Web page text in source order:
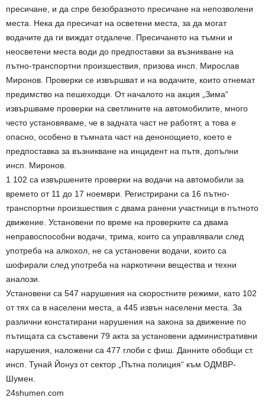
пресичане, и да спре безобразното пресичане на непозволени
места. Нека да пресичат на осветени места, за да могат
водачите да ги виждат отдалече. Пресичането на тъмни и
неосветени места води до предпоставки за възникване на
пътно-транспортни произшествия, призова инсп. Мирослав
Миронов. Проверки се извършват и на водачите, които отнемат
предимство на пешеходци. От началото на акция „Зима“
извършваме проверки на светлините на автомобилите, много
често установяваме, че в задната част не работят, а това е
опасно, особено в тъмната част на денонощието, което е
предпоставка за възникване на инцидент на пътя, допълни
инсп. Миронов.
1 102 са извършените проверки на водачи на автомобили за
времето от 11 до 17 ноември. Регистрирани са 16 пътно-
транспортни произшествия с двама ранени участници в пътното
движение. Установени по време на проверките са двама
неправоспособни водачи, трима, които са управлявали след
употреба на алкохол, не са установени водачи, които са
шофирали след употреба на наркотични вещества и техни
аналози.
Установени са 547 нарушения на скоростните режими, като 102
от тях са в населени места, а 445 извън населени места. За
различни констатирани нарушения на закона за движение по
пътищата са съставени 79 акта за установени административни
нарушения, наложени са 477 глоби с фиш. Данните обобщи ст.
инсп. Тунай Йонуз от сектор „Пътна полиция“ към ОДМВР-
Шумен.
24shumen.com